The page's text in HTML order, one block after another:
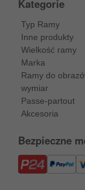
Kategorie
Typ Ramy
Inne produkty
Wielkość ramy
Marka
Ramy do
wymiar
Passe-partout
Akcesoria
Bezpieczne